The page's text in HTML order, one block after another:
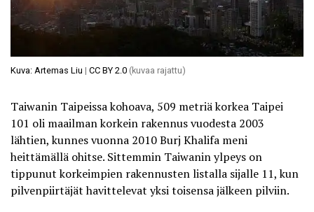
Kuva: Artemas Liu | CC BY 2.0 (kuvaa rajattu)
Taiwanin Taipeissa kohoava, 509 metriä korkea Taipei
101 oli maailman korkein rakennus vuodesta 2003
lähtien, kunnes vuonna 2010 Burj Khalifa meni
heittämällä ohitse. Sittemmin Taiwanin ylpeys on
tippunut korkeimpien rakennusten listalla sijalle 11, kun
pilvenpiirtäjät havittelevat yksi toisensa jälkeen pilviin.